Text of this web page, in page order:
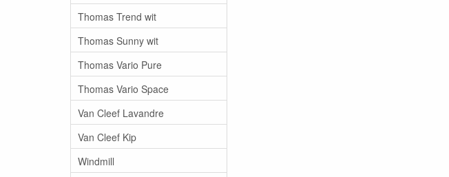
Thomas Trend wit
Thomas Sunny wit
Thomas Vario Pure
Thomas Vario Space
Van Cleef Lavandre
Van Cleef Kip
Windmill